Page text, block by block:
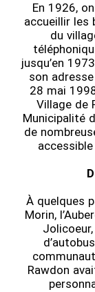
En 1926,
accueillir les
du
jusqu’en
son
28 mai
Village de
Municipalité
de
À quelques
Morin,
Rawdon